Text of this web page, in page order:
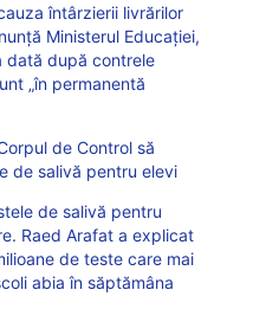
întârzierii livrărilor
Ministerul Educației,
dată după contrele
„în permanentă
de Control să
de salivă pentru elevi
de salivă pentru
Raed Arafat a explicat
de teste care mai
abia în săptămâna